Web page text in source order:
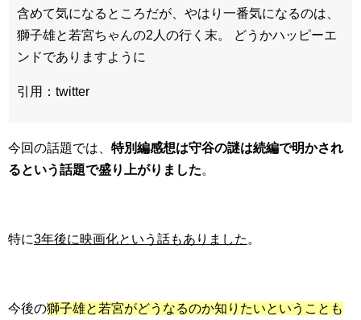
含めて気になるところだが、やはり一番気になるのは、
獅子雄と若宮ちゃんの2人の行く末。 どうかハッピーエ
ンドでありますように
引用：twitter
今回の話題では、 特別編感想は守谷の謎は続編で明かされ
るという話題で盛り上がりました。
特に3年後に映画化という話もありました 。
今後の獅子雄と若宮がどうなるのか知りたいということも